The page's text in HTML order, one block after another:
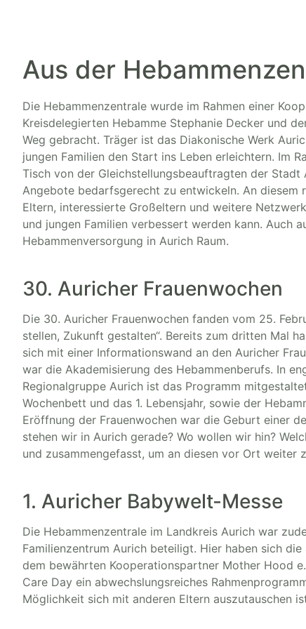
Aus der
Die Hebammenzentrale wurde im Rahmen einer
Kreisdelegierten Hebamme Stephanie Decker und
Weg gebracht. Träger ist das Diakonische Werk
jungen Familien den Start ins Leben erleichtern. Im
Tisch von der Gleichstellungsbeauftragten der
Angebote bedarfsgerecht zu entwickeln. An diesem
Eltern, interessierte Großeltern und weitere
und jungen Familien verbessert werden kann. Auch
Hebammenversorgung in Aurich Raum.
30. Auricher Frauenwochen
Die 30. Auricher Frauenwochen fanden vom 25.
stellen, Zukunft gestalten“. Bereits zum dritten Mal
sich mit einer Informationswand an den Auricher
war die Akademisierung des Hebammenberufs. In
Regionalgruppe Aurich ist das Programm
Wochenbett und das 1. Lebensjahr, sowie der
Eröffnung der Frauenwochen war die Geburt einer
stehen wir in Aurich gerade? Wo wollen wir hin?
und zusammengefasst, um an diesen vor Ort weiter
1. Auricher Babywelt-Messe
Die Hebammenzentrale im Landkreis Aurich war
Familienzentrum Aurich beteiligt. Hier haben sich
dem bewährten Kooperationspartner Mother Hood
Care Day ein abwechslungsreiches
Möglichkeit sich mit anderen Eltern auszutauschen